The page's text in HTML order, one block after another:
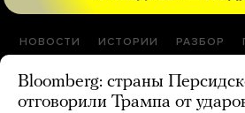
НОВОСТИ ИСТОРИИ РАЗБОР
Bloomberg: страны
отговорили Трампа от